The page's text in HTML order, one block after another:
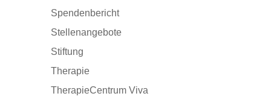
Spendenbericht
Stellenangebote
Stiftung
Therapie
TherapieCentrum Viva